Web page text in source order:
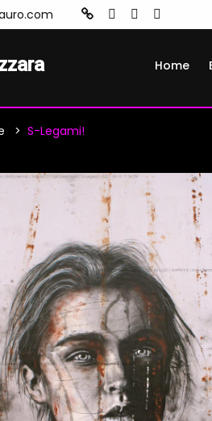
Home
S-Legami!